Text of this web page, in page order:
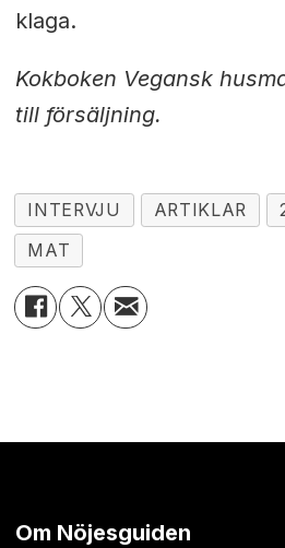
klaga.
Kokboken Vegansk
till försäljning.
INTERVJU ARTIKLAR
MAT
Om Nöjesguiden